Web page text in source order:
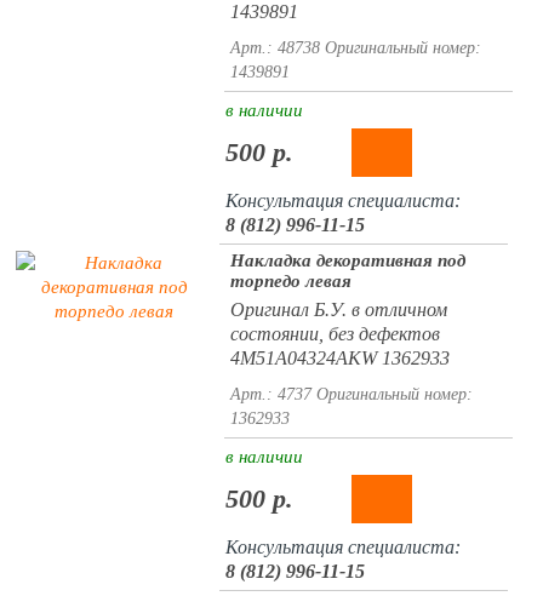
1439891
Арт.: 48738 Оригинальный номер:
1439891
в наличии
500 р.
Консультация специалиста:
8 (812) 996-11-15
Накладка декоративная под
торпедо левая
Оригинал Б.У. в отличном
состоянии, без дефектов
4M51A04324AKW 1362933
Арт.: 4737 Оригинальный номер:
1362933
в наличии
500 р.
Консультация специалиста:
8 (812) 996-11-15